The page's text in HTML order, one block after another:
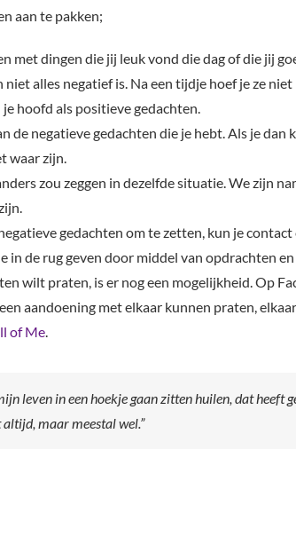
aan te pakken;
met dingen die jij leuk vond die dag of die jij
niet alles negatief is. Na een tijdje hoef je ze
hoofd als positieve gedachten.
de negatieve gedachten die je hebt. Als je dan
waar zijn.
zou zeggen in dezelfde situatie. We zijn
gedachten om te zetten, kun je
in de rug geven door middel van opdrachten en
wilt praten, is er nog een mogelijkheid. Op
aandoening met elkaar kunnen praten,
of Me
leven in een hoekje gaan zitten huilen, dat heeft
maar meestal wel.”